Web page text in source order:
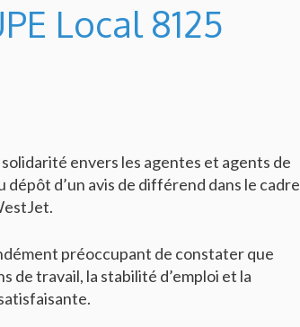
Local 8125
envers les agentes et agents de
d’un avis de différend dans le cadre
préoccupant de constater que
travail, la stabilité d’emploi et la